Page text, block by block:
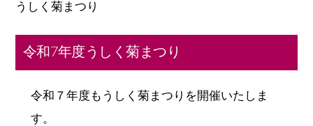
うしく菊まつり
令和7年度うしく菊まつり
令和７年度もうしく菊まつりを開催いたしま
す。